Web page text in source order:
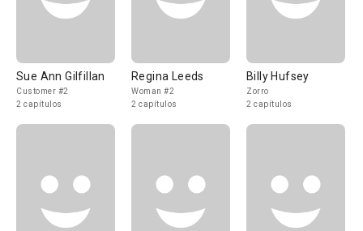
Sue Ann Gilfillan
Customer #2
2 capítulos
Regina Leeds
Woman #2
2 capítulos
Billy Hufsey
Zorro
2 capítulos